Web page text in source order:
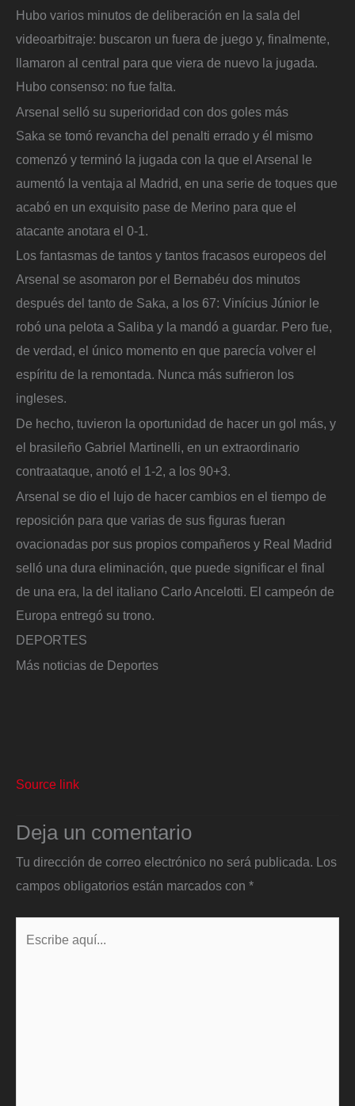
Hubo varios minutos de deliberación en la sala del
videoarbitraje: buscaron un fuera de juego y, finalmente,
llamaron al central para que viera de nuevo la jugada.
Hubo consenso: no fue falta.
Arsenal selló su superioridad con dos goles más
Saka se tomó revancha del penalti errado y él mismo
comenzó y terminó la jugada con la que el Arsenal le
aumentó la ventaja al Madrid, en una serie de toques que
acabó en un exquisito pase de Merino para que el
atacante anotara el 0-1.
Los fantasmas de tantos y tantos fracasos europeos del
Arsenal se asomaron por el Bernabéu dos minutos
después del tanto de Saka, a los 67: Vinícius Júnior le
robó una pelota a Saliba y la mandó a guardar. Pero fue,
de verdad, el único momento en que parecía volver el
espíritu de la remontada. Nunca más sufrieron los
ingleses.
De hecho, tuvieron la oportunidad de hacer un gol más, y
el brasileño Gabriel Martinelli, en un extraordinario
contraataque, anotó el 1-2, a los 90+3.
Arsenal se dio el lujo de hacer cambios en el tiempo de
reposición para que varias de sus figuras fueran
ovacionadas por sus propios compañeros y Real Madrid
selló una dura eliminación, que puede significar el final
de una era, la del italiano Carlo Ancelotti. El campeón de
Europa entregó su trono.
DEPORTES
Más noticias de Deportes
Source link
Deja un comentario
Tu dirección de correo electrónico no será publicada.
Los
campos obligatorios están marcados con *